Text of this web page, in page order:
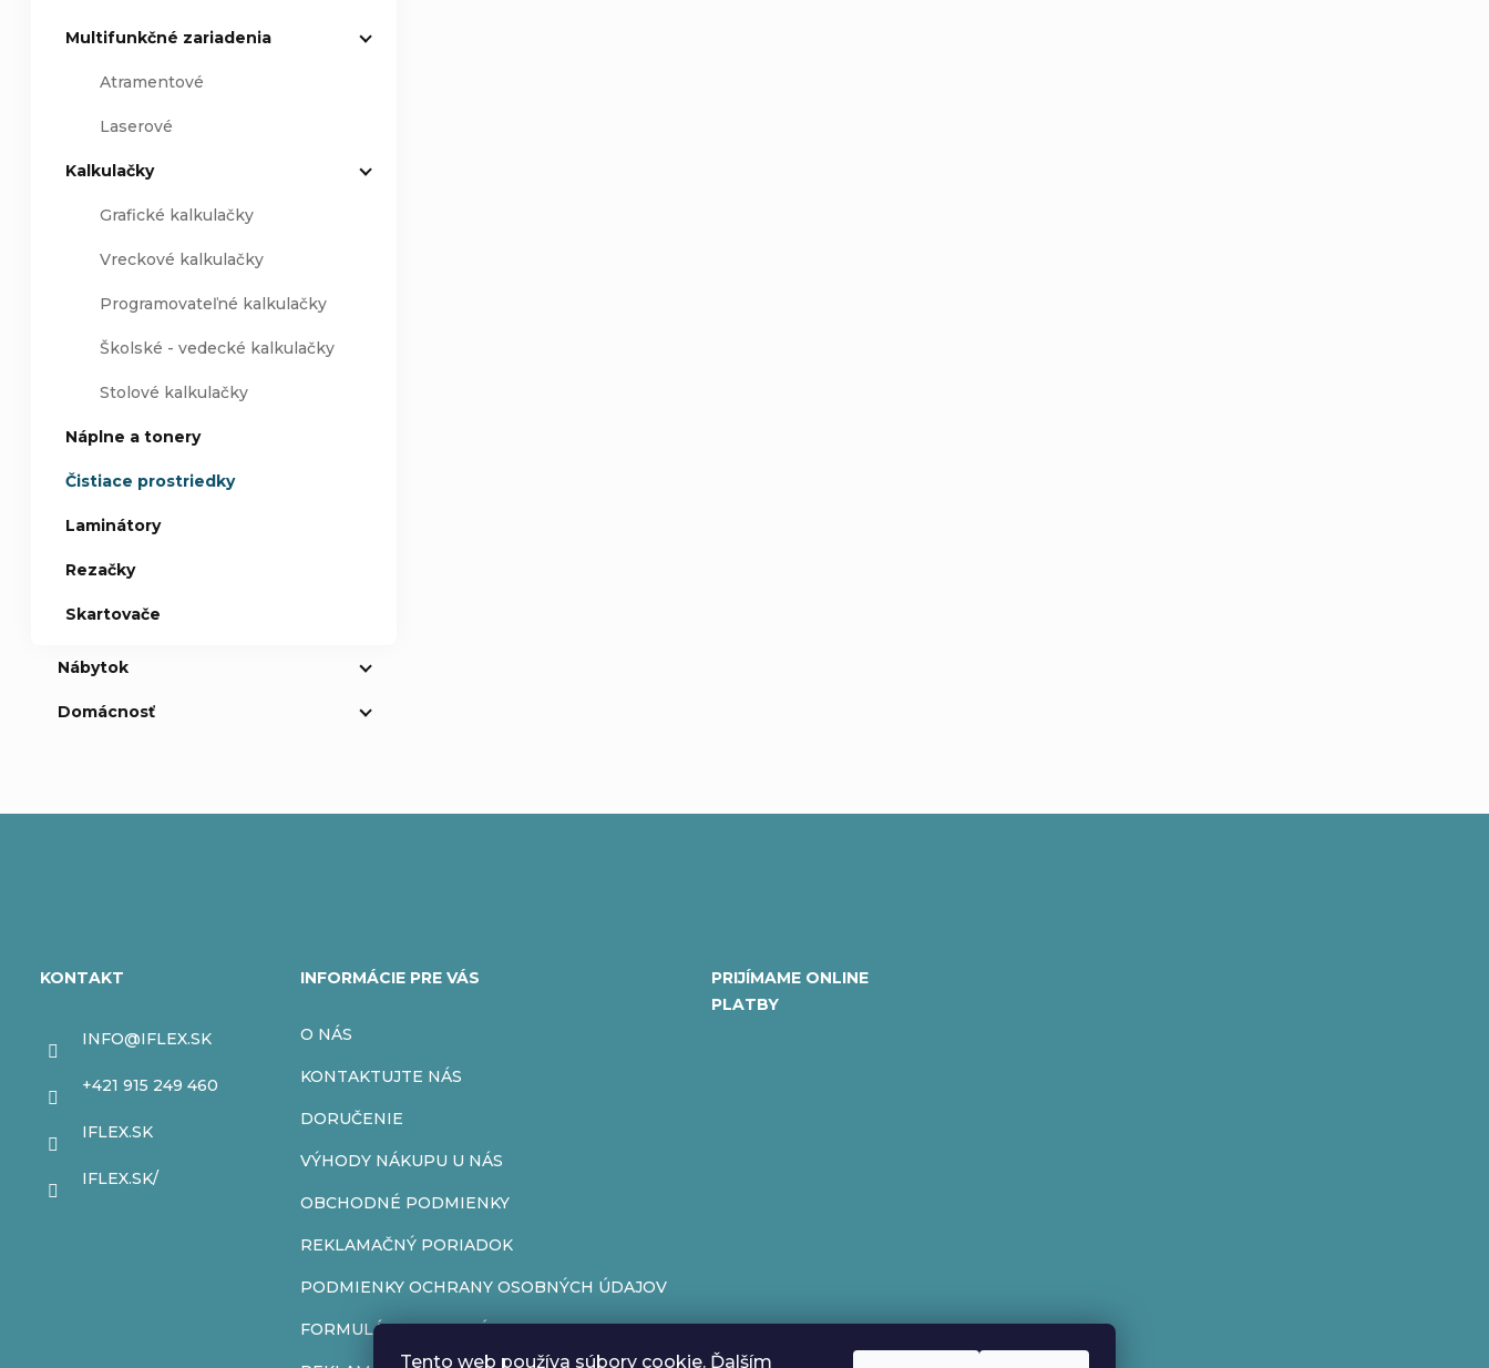
Tento web používa súbory cookie. Ďalším
Multifunkčné zariadenia
Atramentové
Laserové
Kalkulačky
Grafické kalkulačky
Vreckové kalkulačky
Programovateľné kalkulačky
Školské - vedecké kalkulačky
Stolové kalkulačky
Náplne a tonery
Čistiace prostriedky
Laminátory
Rezačky
Skartovače
Nábytok
Domácnosť
KONTAKT
INFO@IFLEX.SK
+421 915 249 460
IFLEX.SK
IFLEX.SK/
INFORMÁCIE PRE VÁS
O NÁS
KONTAKTUJTE NÁS
DORUČENIE
VÝHODY NÁKUPU U NÁS
OBCHODNÉ PODMIENKY
REKLAMAČNÝ PORIADOK
PODMIENKY OCHRANY OSOBNÝCH ÚDAJOV
FORMULÁR NA ODSTÚPENIE OD ZMLUVY
PRIJÍMAME ONLINE
PLATBY